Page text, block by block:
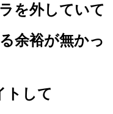
を外していて
余裕が無かっ
トして